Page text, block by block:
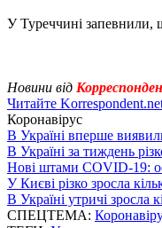
У Туреччині запевнили,
Новини від
Читайте
Коронавірус
В Україні вперше
В Україні за тиждень
Нові штами COVID-19:
У Києві різко зросла
В Україні утричі зросла
СПЕЦТЕМА: